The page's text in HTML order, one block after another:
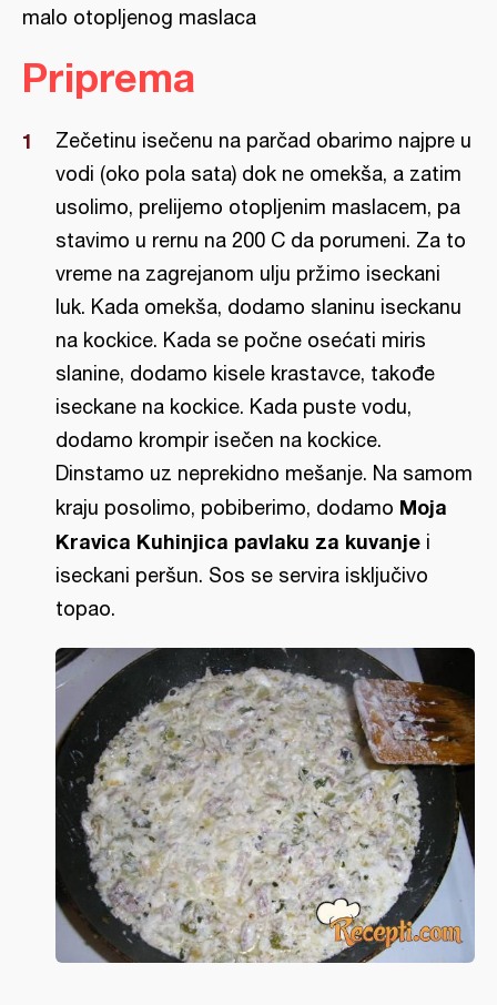
malo otopljenog maslaca
Priprema
Zečetinu isečenu na parčad obarimo najpre u
vodi (oko pola sata) dok ne omekša, a zatim
usolimo, prelijemo otopljenim maslacem, pa
stavimo u rernu na 200 C da porumeni. Za to
vreme na zagrejanom ulju pržimo iseckani
luk. Kada omekša, dodamo slaninu iseckanu
na kockice. Kada se počne osećati miris
slanine, dodamo kisele krastavce, takođe
iseckane na kockice. Kada puste vodu,
dodamo krompir isečen na kockice.
Dinstamo uz neprekidno mešanje. Na samom
kraju posolimo, pobiberimo, dodamo Moja
Kravica Kuhinjica pavlaku za kuvanje i
iseckani peršun. Sos se servira isključivo
topao.